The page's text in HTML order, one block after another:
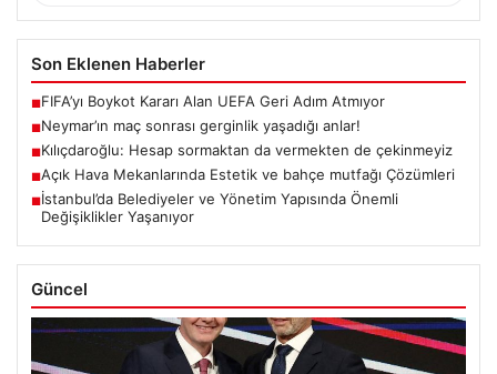
Son Eklenen Haberler
■FIFA’yı Boykot Kararı Alan UEFA Geri Adım Atmıyor
■Neymar’ın maç sonrası gerginlik yaşadığı anlar!
■Kılıçdaroğlu: Hesap sormaktan da vermekten de çekinmeyiz
■Açık Hava Mekanlarında Estetik ve bahçe mutfağı Çözümleri
■İstanbul’da Belediyeler ve Yönetim Yapısında Önemli
Değişiklikler Yaşanıyor
Güncel